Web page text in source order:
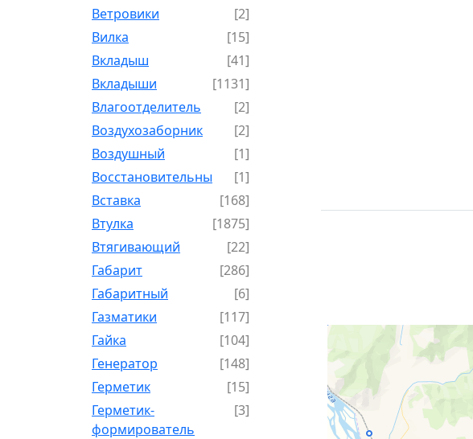
Ветровики
[2]
Вилка
[15]
Вкладыш
[41]
Вкладыши
[1131]
Влагоотделитель
[2]
Воздухозаборник
[2]
Воздушный
[1]
Восстановительный
[1]
Вставка
[168]
Втулка
[1875]
Втягивающий
[22]
Габарит
[286]
Габаритный
[6]
Газматики
[117]
Гайка
[104]
Генератор
[148]
Герметик
[15]
Герметик-
формирователь
[3]